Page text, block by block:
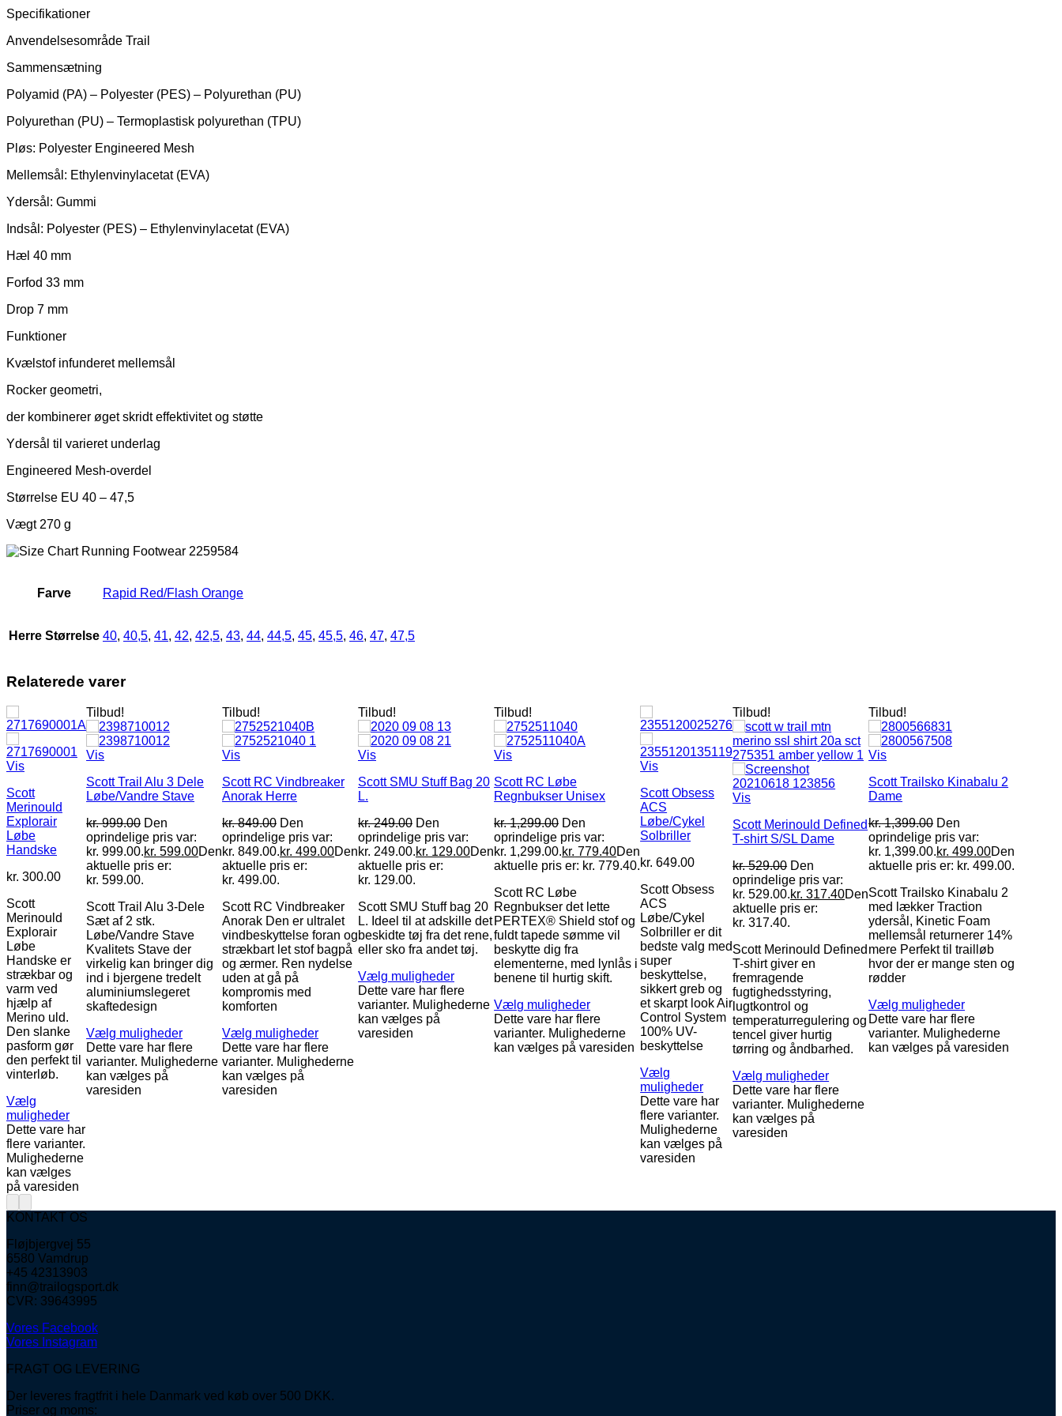
Specifikationer
Anvendelsesområde Trail
Sammensætning
Polyamid (PA) – Polyester (PES) – Polyurethan (PU)
Polyurethan (PU) – Termoplastisk polyurethan (TPU)
Pløs: Polyester Engineered Mesh
Mellemsål: Ethylenvinylacetat (EVA)
Ydersål: Gummi
Indsål: Polyester (PES) – Ethylenvinylacetat (EVA)
Hæl 40 mm
Forfod 33 mm
Drop 7 mm
Funktioner
Kvælstof infunderet mellemsål
Rocker geometri,
der kombinerer øget skridt effektivitet og støtte
Ydersål til varieret underlag
Engineered Mesh-overdel
Størrelse EU 40 – 47,5
Vægt 270 g
Farve Rapid Red/Flash Orange
Herre Størrelse 40, 40,5, 41, 42, 42,5, 43, 44, 44,5, 45, 45,5, 46, 47, 47,5
Relaterede varer
Vis
Scott
Merinould
Explorair
Løbe
Handske
kr. 300.00
Scott
Merinould
Explorair
Løbe
Handske er
strækbar og
varm ved
hjælp af
Merino uld.
Den slanke
pasform gør
den perfekt til
vinterløb.
Vælg
muligheder
Dette vare har
flere varianter.
Mulighederne
kan vælges
på varesiden
Tilbud!
Vis
Scott Trail Alu 3 Dele
Løbe/Vandre Stave
kr.999.00 Den
oprindelige pris var:
kr. 999.00.kr. 599.00Den
aktuelle pris er:
kr. 599.00.
Scott Trail Alu 3-Dele
Sæt af 2 stk.
Løbe/Vandre Stave
Kvalitets Stave der
virkelig kan bringer dig
ind i bjergene tredelt
aluminiumslegeret
skaftedesign
Vælg muligheder
Dette vare har flere
varianter. Mulighederne
kan vælges på
varesiden
Tilbud!
Vis
Scott RC Vindbreaker
Anorak Herre
kr.849.00 Den
oprindelige pris var:
kr. 849.00.kr. 499.00Den
aktuelle pris er:
kr. 499.00.
Scott RC Vindbreaker
Anorak Den er ultralet
vindbeskyttelse foran og
strækbart let stof bagpå
og ærmer. Ren nydelse
uden at gå på
kompromis med
komforten
Vælg muligheder
Dette vare har flere
varianter. Mulighederne
kan vælges på
varesiden
Tilbud!
Vis
Scott SMU Stuff Bag 20
L.
kr.249.00 Den
oprindelige pris var:
kr. 249.00.kr. 129.00Den
aktuelle pris er:
kr. 129.00.
Scott SMU Stuff bag 20
L. Ideel til at adskille det
beskidte tøj fra det rene,
eller sko fra andet tøj.
Vælg muligheder
Dette vare har flere
varianter. Mulighederne
kan vælges på
varesiden
Tilbud!
Vis
Scott RC Løbe
Regnbukser Unisex
kr.1,299.00 Den
oprindelige pris var:
kr. 1,299.00.kr. 779.40Den
aktuelle pris er: kr. 779.40.
Scott RC Løbe
Regnbukser det lette
PERTEX® Shield stof og
fuldt tapede sømme vil
beskytte dig fra
elementerne, med lynlås i
benene til hurtig skift.
Vælg muligheder
Dette vare har flere
varianter. Mulighederne
kan vælges på varesiden
Vis
Scott Obsess
ACS
Løbe/Cykel
Solbriller
kr. 649.00
Scott Obsess
ACS
Løbe/Cykel
Solbriller er dit
bedste valg med
super
beskyttelse,
sikkert greb og
et skarpt look Air
Control System
100% UV-
beskyttelse
Vælg
muligheder
Dette vare har
flere varianter.
Mulighederne
kan vælges på
varesiden
Tilbud!
Vis
Scott Merinould Defined
T-shirt S/SL Dame
kr.529.00 Den
oprindelige pris var:
kr. 529.00.kr. 317.40Den
aktuelle pris er:
kr. 317.40.
Scott Merinould Defined
T-shirt giver en
fremragende
fugtighedsstyring,
lugtkontrol og
temperaturregulering og
tencel giver hurtig
tørring og åndbarhed.
Vælg muligheder
Dette vare har flere
varianter. Mulighederne
kan vælges på
varesiden
Tilbud!
Vis
Scott Trailsko Kinabalu 2
Dame
kr.1,399.00 Den
oprindelige pris var:
kr. 1,399.00.kr. 499.00Den
aktuelle pris er: kr. 499.00.
Scott Trailsko Kinabalu 2
med lækker Traction
ydersål, Kinetic Foam
mellemsål returnerer 14%
mere Perfekt til trailløb
hvor der er mange sten og
rødder
Vælg muligheder
Dette vare har flere
varianter. Mulighederne
kan vælges på varesiden
KONTAKT OS
Fløjbjergvej 55
6580 Vamdrup
+45 42313903
finn@trailogsport.dk
CVR: 39643995
Vores Facebook
Vores Instagram
FRAGT OG LEVERING
Der leveres fragtfrit i hele Danmark ved køb over 500 DKK.
Priser og moms: